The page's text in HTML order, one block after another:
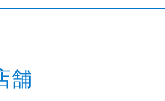
舗